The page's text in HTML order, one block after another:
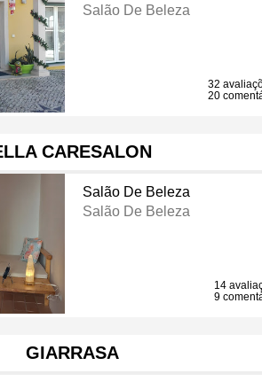
Salão De Beleza
32
20
CARESALON
Salão De Beleza
Salão De Beleza
14
9
GIARRASA